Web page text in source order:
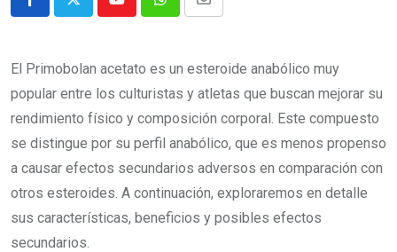
YoutubeWhatsappShare
Email
El Primobolan acetato es un esteroide anabólico muy
popular entre los culturistas y atletas que buscan mejorar su
rendimiento físico y composición corporal. Este compuesto
se distingue por su perfil anabólico, que es menos propenso
a causar efectos secundarios adversos en comparación con
otros esteroides. A continuación, exploraremos en detalle
sus características, beneficios y posibles efectos
secundarios.